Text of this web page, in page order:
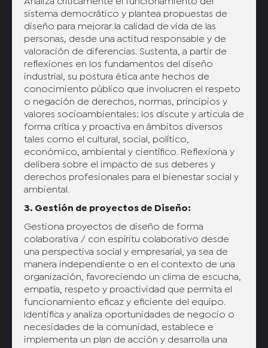
sistema democrático y plantea propuestas de
diseño para mejorar la calidad de vida de las
personas, desde una actitud responsable y de
valoración de diferencias. Sustenta, a partir de
reflexiones en los fundamentos del diseño
industrial, su postura ética ante hechos de
conocimiento público que involucren el respeto
o negación de derechos, normas, principios y
valores socioambientales; los discute y articula de
forma crítica y proactiva en ámbitos diversos
tales como el cultural, social, político,
económico, ambiental y científico. Reflexiona y
delibera sobre el impacto de sus deberes y
derechos profesionales para el bienestar social y
ambiental.
3. Gestión de proyectos de Diseño:
Gestiona proyectos de diseño de forma
colaborativa / con espíritu colaborativo desde
una perspectiva social y empresarial, ya sea de
manera independiente o en el contexto de una
organización, favoreciendo un clima de escucha,
empatía, respeto y proactividad que permita el
funcionamiento eficaz y eficiente del equipo.
Identifica y analiza oportunidades de negocio o
necesidades de la comunidad, establece e
implementa un plan de acción y desarrolla una